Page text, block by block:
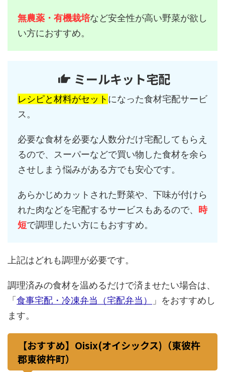
無農薬・有機栽培など安全性が高い野菜が欲し
い方におすすめ。
ミールキット宅配
レシピと材料がセット になった食材宅配サービ
ス。
必要な食材を必要な人数分だけ宅配してもらえ
るので、スーパーなどで買い物した食材を余ら
させしまう悩みがある方でも安心です。
あらかじめカットされた野菜や、下味が付けら
れた肉などを宅配するサービスもあるので、
時
短で調理したい方にもおすすめ。
上記はどれも調理が必要です。
調理済みの食材を温めるだけで済ませたい場合は、
「 食事宅配・冷凍弁当（宅配弁当）
」をおすすめし
ます。
【おすすめ】Oisix(オイシックス)（東彼杵
郡東彼杵町）